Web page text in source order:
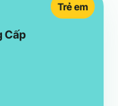
Cấp
Trẻ em